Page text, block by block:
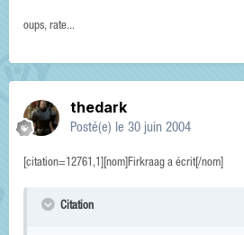
oups, rate...
thedark
Posté(e) le 30 juin 2004
[citation=12761,1][nom]Firkraag a écrit[/nom]
Citation